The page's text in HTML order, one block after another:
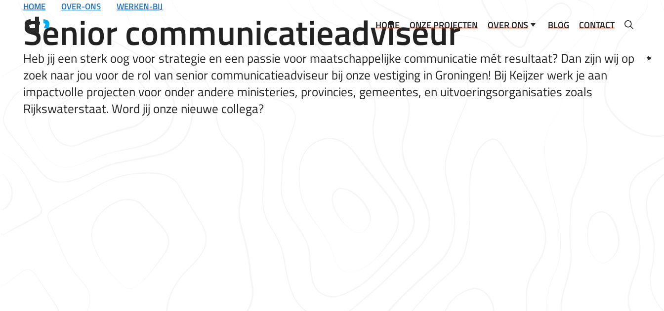
inhoud
HOME ONZE PROJECTEN OVER ONS BLOG CONTACT
HOME OVER-ONS WERKEN-BIJ
Senior communicatieadviseur
Heb jij een sterk oog voor strategie en een passie voor maatschappelijke communicatie mét resultaat? Dan zijn wij op
zoek naar jou voor de rol van senior communicatieadviseur bij onze vestiging in Groningen! Bij Keijzer werk je aan
impactvolle projecten voor onder andere ministeries, provincies, gemeentes, en uitvoeringsorganisaties zoals
Rijkswaterstaat. Word jij onze nieuwe collega?